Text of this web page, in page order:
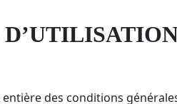
des conditions